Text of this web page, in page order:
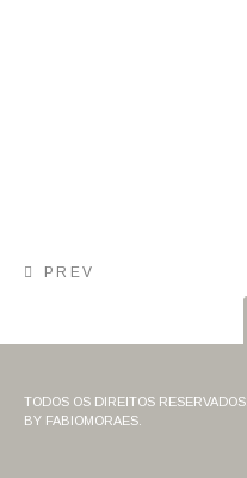
PREV
TODOS OS DIREITOS RESERVADOS.
BY FABIOMORAES.